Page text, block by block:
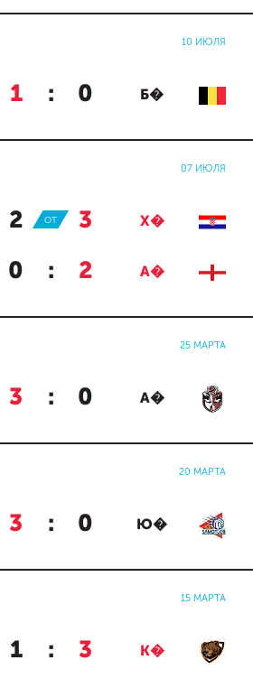
10 ИЮЛЯ
1 : 0 Б�
07 ИЮЛЯ
2 : 3 Х�
ОТ
0 : 2 А�
25 МАРТА
3 : 0 А�
20 МАРТА
3 : 0 Ю�
15 МАРТА
1 : 3 К�